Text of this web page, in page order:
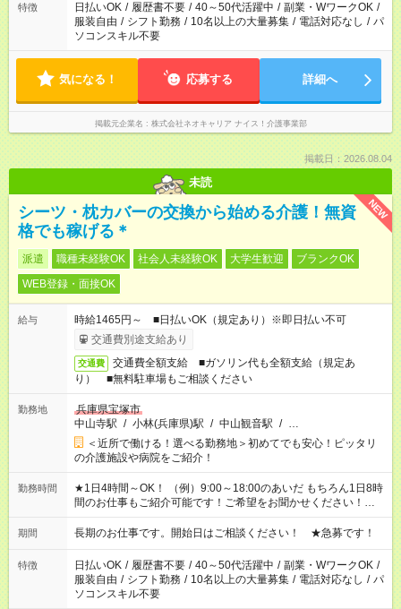
特徴 日払いOK / 履歴書不要 / 40～50代活躍中 / 副業・WワークOK /
服装自由 / シフト勤務 / 10名以上の大量募集 / 電話対応なし / パ
ソコンスキル不要
気になる！ 応募する 詳細へ
掲載元企業名 株式会社ネオキャリア ナイス！介護事業部
掲載日：2026.08.04
未読
NEW
シーツ・枕カバーの交換から始める介護！無資
格でも稼げる＊
派遣 職種未経験OK 社会人未経験OK 大学生歓迎
ブランクOK
WEB登録・面接OK
給与
時給1465円～ ■日払いOK（規定あり）※即日払い不可
交通費別途支給あり
交通費
交通費全額支給 ■ガソリン代も全額支給（規定あ
り） ■無料駐車場もご相談ください
勤務地
兵庫県宝塚市
中山寺駅 / 小林(兵庫県)駅 / 中山観音駅 / …
＜近所で働ける！選べる勤務地＞初めてでも安心！ピッタリ
の介護施設や病院をご紹介！
勤務時間
★1日4時間～OK！ （例）9:00～18:00のあいだ もちろん1日8時
間のお仕事もご紹介可能です！ご希望をお聞かせください！★家
庭の都合でお休みが必要な場合も遠慮なくご相談ください。 ※
週最低15時間以上の勤務が必要です
期間 長期のお仕事です。開始日はご相談ください！ ★急募です！
特徴 日払いOK / 履歴書不要 / 40～50代活躍中 / 副業・WワークOK /
服装自由 / シフト勤務 / 10名以上の大量募集 / 電話対応なし / パ
ソコンスキル不要